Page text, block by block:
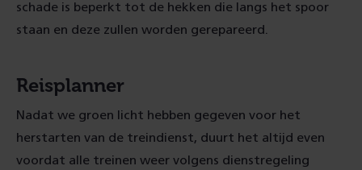
schade is beperkt tot de hekken die langs het spoor
staan en deze zullen worden gerepareerd.
Reisplanner
Nadat we groen licht hebben gegeven voor het
herstarten van de treindienst, duurt het altijd even
voordat alle treinen weer volgens dienstregeling